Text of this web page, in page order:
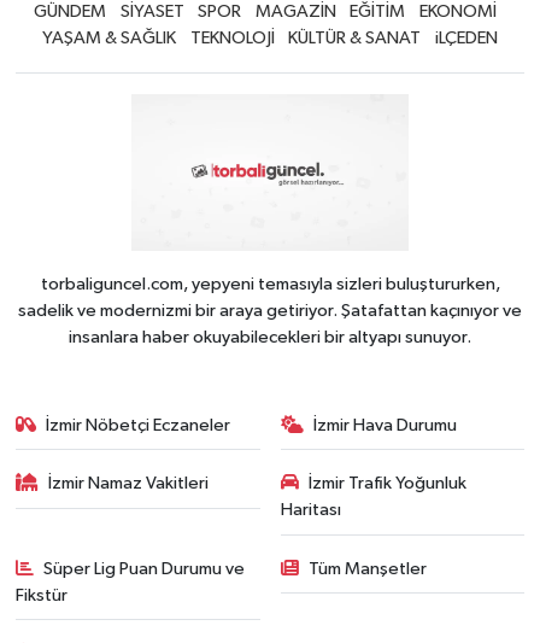
GÜNDEM SİYASET SPOR MAGAZİN EĞİTİM
EKONOMİ
YAŞAM & SAĞLIK
TEKNOLOJİ KÜLTÜR & SANAT iLÇEDEN
torbaliguncel.com, yepyeni temasıyla sizleri buluştururken,
sadelik ve modernizmi bir araya getiriyor. Şatafattan kaçınıyor ve
insanlara haber okuyabilecekleri bir altyapı sunuyor.
İzmir Nöbetçi Eczaneler İzmir Hava Durumu
İzmir Namaz Vakitleri
İzmir Trafik Yoğunluk
Haritası
Süper Lig Puan Durumu ve
Fikstür
Tüm Manşetler